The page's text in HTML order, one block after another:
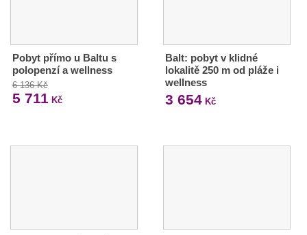
Pobyt přímo u Baltu s
polopenzí a wellness
6 136 Kč
5 711 Kč
Balt: pobyt v klidné
lokalitě 250 m od pláže i
wellness
3 654Kč